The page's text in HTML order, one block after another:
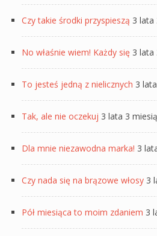
Czy takie środki przyspieszą 3 lata
No właśnie wiem! Każdy się 3 lata
To jesteś jedną z nielicznych 3
Tak, ale nie oczekuj 3 lata 3
Dla mnie niezawodna marka! 3
Czy nada się na brązowe włosy 3
Pół miesiąca to moim zdaniem 3